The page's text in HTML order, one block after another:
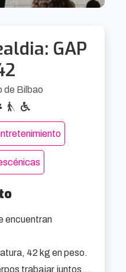
GAP
de Bilbao
encuentran
42 kg en peso.
trabajar juntos?